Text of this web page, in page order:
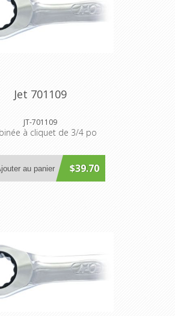
Jet 701109
JT-701109
à cliquet de 3/4 po
$39.70
au panier